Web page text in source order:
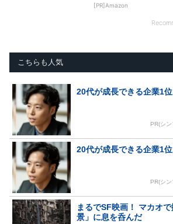
[PR]Amazon
こちらも人気
20代が成長できる企業1
PR(シ
20代が成長できる企業1
PR(シ
まるでSF映画！ マカオ
景」に息を呑んだ